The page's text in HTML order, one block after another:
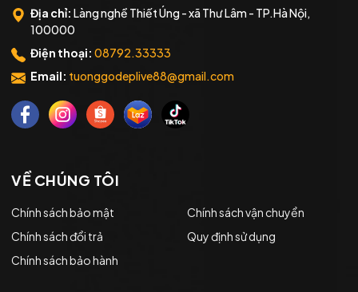
Địa chỉ: Làng nghề Thiết Úng - xã Thư Lâm - TP.Hà Nội,
100000
Điện thoại: 08792.33333
Email: tuonggodeplive88@gmail.com
VỀ CHÚNG TÔI
Chính sách bảo mật
Chính sách vận chuyển
Chính sách đổi trả
Quy định sử dụng
Chính sách bảo hành